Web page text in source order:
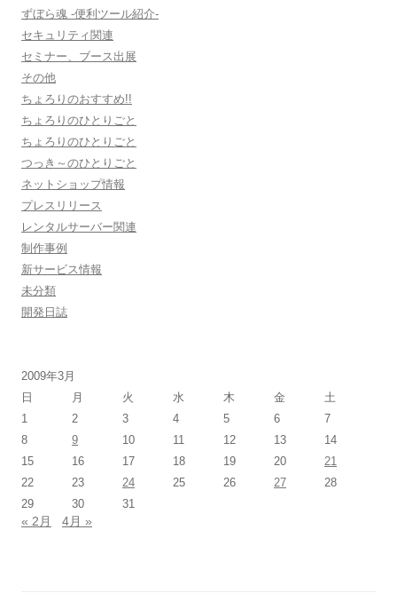
ずぼら魂 -便利ツール紹介-
セキュリティ関連
セミナー、ブース出展
その他
ちょろりのおすすめ!!
ちょろりのひとりごと
ちょろりのひとりごと
つっき～のひとりごと
ネットショップ情報
プレスリリース
レンタルサーバー関連
制作事例
新サービス情報
未分類
開発日誌
2009年3月
日
月 火 水 木 金
土
1
2 3 4 5 6
7
8
9 10 11 12 13
14
15
16 17 18 19 20
21
22
23 24 25 26 27
28
29
30 31
« 2月 4月 »